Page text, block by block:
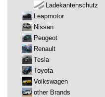
Ladekantenschutz
Leapmotor
Nissan
Peugeot
Renault
Tesla
Toyota
Volkswagen
other Brands